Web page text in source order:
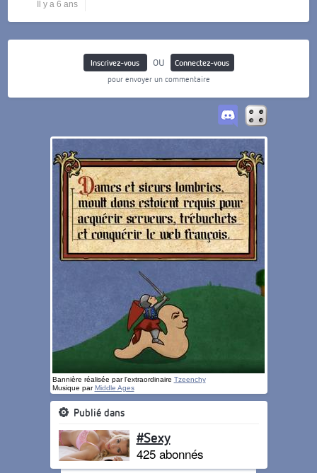
Il y a 6 ans
Inscrivez-vous ou
Connectez-vous
pour envoyer un commentaire
Bannière réalisée par l'extraordinaire Tzeenchy
Musique parMiddle Ages
Publié dans
#Sexy
425 abonnés